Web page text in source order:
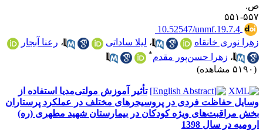
۵۵۱
‎ 10.52547/unmf.19.7.4
نوری خانقاه
،لیلا ساداتی ،رعنا آبجار
،زهرا حسن‌پور مقدم
تأثیر آموزش مولتی‌مدیا استفاده از
حفاظت فردی در پروسیجرهای مختلف در عملکرد پرستاران
مراقبت‌های ویژه کودکان در بیمارستان شهید مطهری (ره)
در سال 1398